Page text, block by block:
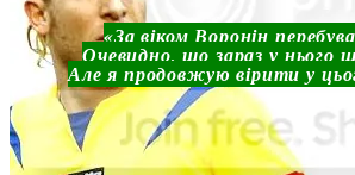
«За віком Воронін
Очевидно, що зараз у нього
Але я продовжую вірити у